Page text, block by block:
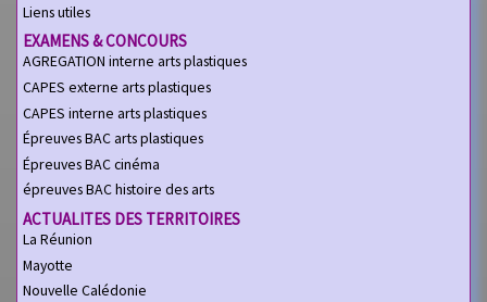
Liens utiles
EXAMENS & CONCOURS
AGREGATION interne arts plastiques
CAPES externe arts plastiques
CAPES interne arts plastiques
Épreuves BAC arts plastiques
Épreuves BAC cinéma
épreuves BAC histoire des arts
ACTUALITES DES TERRITOIRES
La Réunion
Mayotte
Nouvelle Calédonie